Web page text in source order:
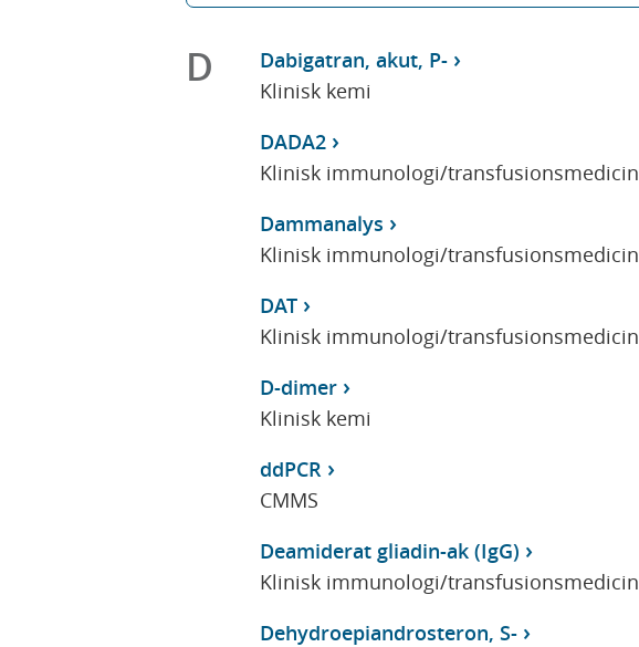
D
Dabigatran, akut, P-
Klinisk kemi
DADA2
Klinisk immunologi/transfusionsmedicin
Dammanalys
Klinisk immunologi/transfusionsmedicin
DAT
Klinisk immunologi/transfusionsmedicin
D-dimer
Klinisk kemi
ddPCR
CMMS
Deamiderat gliadin-ak (IgG)
Klinisk immunologi/transfusionsmedicin
Dehydroepiandrosteron, S-